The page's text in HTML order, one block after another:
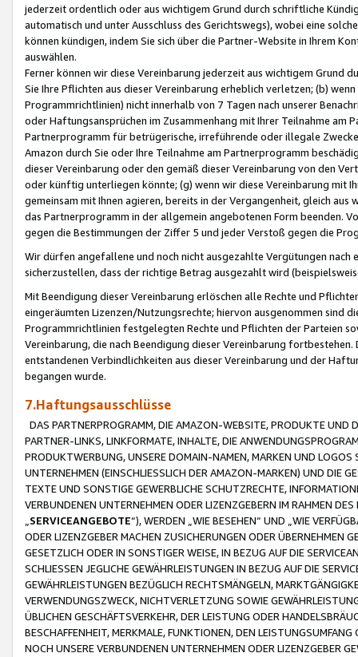
jederzeit ordentlich oder aus wichtigem Grund durch schriftliche
automatisch und unter Ausschluss des Gerichtswegs), wobei eine
können kündigen, indem Sie sich über die Partner-Website in Ihrem
auswählen.
Ferner können wir diese Vereinbarung jederzeit aus wichtigem Grund
Sie Ihre Pflichten aus dieser Vereinbarung erheblich verletzen; (b)
Programmrichtlinien) nicht innerhalb von 7 Tagen nach unserer
oder Haftungsansprüchen im Zusammenhang mit Ihrer Teilnahme am
Partnerprogramm für betrügerische, irreführende oder illegale
Amazon durch Sie oder Ihre Teilnahme am Partnerprogramm
dieser Vereinbarung oder den gemäß dieser Vereinbarung von den
oder künftig unterliegen könnte; (g) wenn wir diese Vereinbarung mit
gemeinsam mit Ihnen agieren, bereits in der Vergangenheit, gleich
das Partnerprogramm in der allgemein angebotenen Form beenden.
gegen die Bestimmungen der Ziffer 5 und jeder Verstoß gegen die
Wir dürfen angefallene und noch nicht ausgezahlte Vergütungen
sicherzustellen, dass der richtige Betrag ausgezahlt wird
Mit Beendigung dieser Vereinbarung erlöschen alle Rechte und
eingeräumten Lizenzen/Nutzungsrechte; hiervon ausgenommen sind
Programmrichtlinien festgelegten Rechte und Pflichten der Parteien
Vereinbarung, die nach Beendigung dieser Vereinbarung
entstandenen Verbindlichkeiten aus dieser Vereinbarung und der
begangen wurde.
7.Haftungsausschlüsse
DAS PARTNERPROGRAMM, DIE AMAZON-WEBSITE, PRODUKTE UND
PARTNER-LINKS, LINKFORMATE, INHALTE, DIE
PRODUKTWERBUNG, UNSERE DOMAIN-NAMEN, MARKEN UND
UNTERNEHMEN (EINSCHLIESSLICH DER AMAZON-MARKEN) UND DIE
TEXTE UND SONSTIGE GEWERBLICHE SCHUTZRECHTE,
VERBUNDENEN UNTERNEHMEN ODER LIZENZGEBERN IM RAHMEN
SERVICEANGEBOTE“), WERDEN „WIE BESEHEN“ UND „WIE
ODER LIZENZGEBER MACHEN ZUSICHERUNGEN ODER ÜBERNEHMEN
GESETZLICH ODER IN SONSTIGER WEISE, IN BEZUG AUF DIE
SCHLIESSEN JEGLICHE GEWÄHRLEISTUNGEN IN BEZUG AUF DIE
GEWÄHRLEISTUNGEN BEZÜGLICH RECHTSMÄNGELN,
VERWENDUNGSZWECK, NICHTVERLETZUNG SOWIE
ÜBLICHEN GESCHÄFTSVERKEHR, DER LEISTUNG ODER
BESCHAFFENHEIT, MERKMALE, FUNKTIONEN, DEN
NOCH UNSERE VERBUNDENEN UNTERNEHMEN ODER LIZENZGEBER